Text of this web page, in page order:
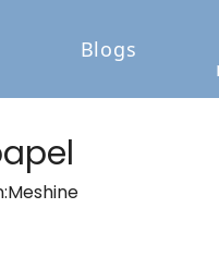
Blogs
Meshine